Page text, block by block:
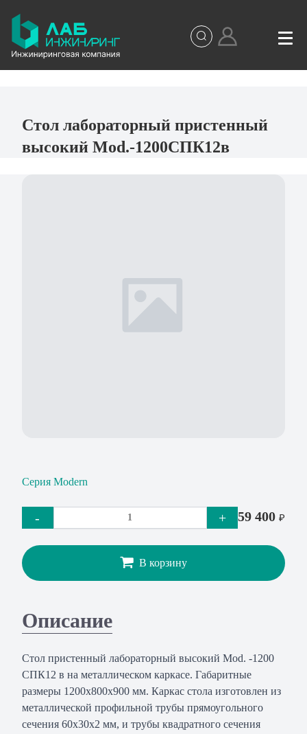
Стол лабораторный пристенный
высокий Mod.-1200СПК12в
Серия Modern
- + 59 400 ₽
В корзину
Описание
Стол пристенный лабораторный высокий Mod. -1200
СПК12 в на металлическом каркасе. Габаритные
размеры 1200х800х900 мм. Каркас стола изготовлен из
металлической профильной трубы прямоугольного
сечения 60х30х2 мм, и трубы квадратного сечения